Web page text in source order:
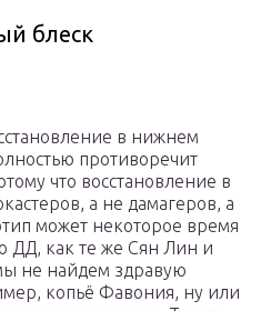
блеск
в нижнем
противоречит
что восстановление в
а не дамагеров, а
может некоторое время
ДД, как те же Сян Лин и
не найдем здравую
копьё Фавония, ну или